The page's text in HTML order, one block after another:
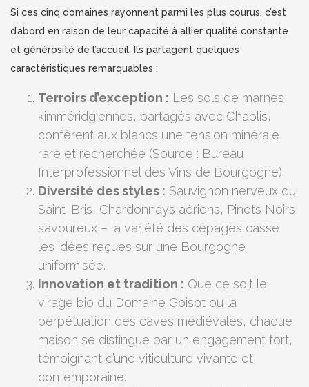
Si ces cinq domaines rayonnent parmi les plus courus, c’est
d’abord en raison de leur capacité à allier qualité constante
et générosité de l’accueil. Ils partagent quelques
caractéristiques remarquables :
Terroirs d’exception : Les sols de marnes
kimméridgiennes, partagés avec Chablis,
confèrent aux blancs une tension minérale
rare et recherchée (Source : Bureau
Interprofessionnel des Vins de Bourgogne).
Diversité des styles : Sauvignon nerveux du
Saint-Bris, Chardonnays aériens, Pinots Noirs
savoureux – la variété des cépages casse
les idées reçues sur une Bourgogne
uniformisée.
Innovation et tradition : Que ce soit le
virage bio du Domaine Goisot ou la
perpétuation des caves médiévales, chaque
maison se distingue par un engagement fort,
témoignant d’une viticulture vivante et
contemporaine.